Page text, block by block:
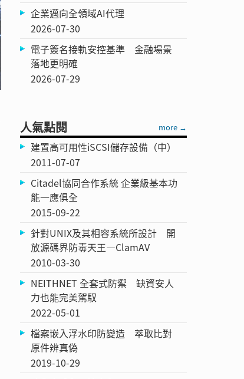
企業邁向全領域AI代理
2026-07-30
電子簽名接軌安控基準 金融場景
落地更明確
2026-07-29
人氣點閱 more →
建置高可用性iSCSI儲存設備（中）
2011-07-07
Citadel協同合作系統 企業級基本功
能一應俱全
2015-09-22
針對UNIX及其相容系統所設計 開
放源碼界防毒天王—ClamAV
2010-03-30
NEITHNET 全套式防禦 缺資安人
力也能完美駕馭
2022-05-01
檔案嵌入浮水印防變造 萃取比對
原件辨真偽
2019-10-29